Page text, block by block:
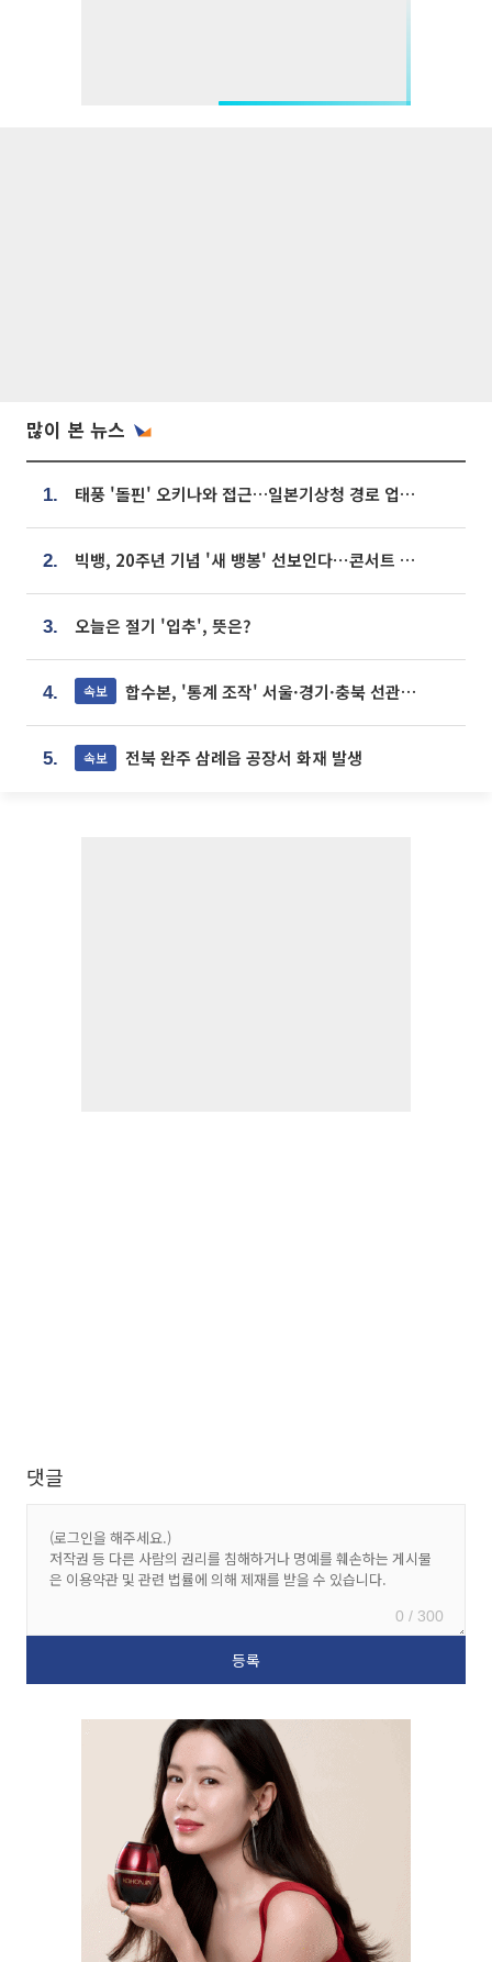
많이 본 뉴스
1. 태풍 '돌핀' 오키나와 접근…일본기상청 경로 업데이트
2. 빅뱅, 20주년 기념 '새 뱅봉' 선보인다⋯콘서트 앞두고 팝업 개최
3. 오늘은 절기 '입추', 뜻은?
4. 속보 합수본, '통계 조작' 서울·경기·충북 선관위 등 추가 압수수색
5. 속보 전북 완주 삼례읍 공장서 화재 발생
댓글
0 / 300